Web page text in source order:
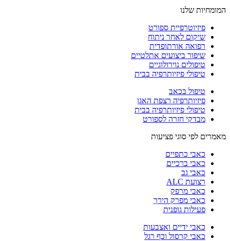
המומחיות שלנו
פיזיוטרפיית ספורט
שיקום לאחר ניתוח
רפואה אורתופדית
שיפור ביצועים אתלטיים
טיפולים נוירולוגיים
טיפולי פיזיותרפיה בבית
טיפול בכאב
פיזיותרפיה רצפת האגן
טיפולי פיזיותרפיה בבית
מבדקי חזרה לספורט
מאמרים לפי סוגי פציעות
כאבי כתפיים
כאבי ברכיים
כאבי גב
רצועת ALC
כאבי מרפק
כאבי מפרק הירך
פעילות גופנית
כאבי ידיים ואצבעות
כאבי קרסול וכף רגל